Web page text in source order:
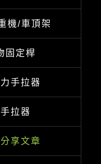
機/車頂架
固定桿
手拉器
拉器
享文章